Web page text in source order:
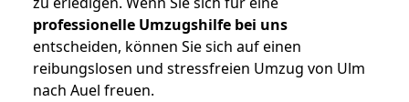
professionelle Umzugshilfe bei uns
entscheiden, können Sie sich auf einen
reibungslosen und stressfreien Umzug von Ulm
nach Auel freuen.